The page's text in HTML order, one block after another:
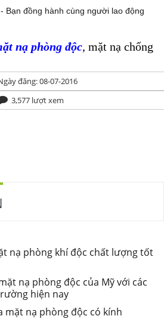
Bạn đồng hành cùng người lao động
nạ phòng độc, mặt nạ chống
đăng: 08-07-2016
3,577 lượt xem
nạ phòng khí độc chất lượng tốt
nạ phòng độc của Mỹ với các
hiện nay
nạ phòng độc có kính